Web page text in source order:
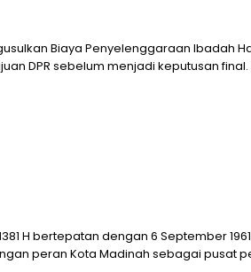
Biaya Penyelenggaraan Ibadah
DPR sebelum menjadi keputusan
H bertepatan dengan 6 September
peran Kota Madinah sebagai pusat